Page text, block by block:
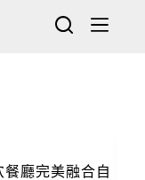
廳完美融合自